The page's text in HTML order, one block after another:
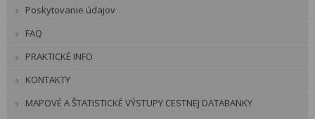
Poskytovanie údajov
FAQ
PRAKTICKÉ INFO
KONTAKTY
MAPOVÉ A ŠTATISTICKÉ VÝSTUPY CESTNEJ DATABANKY